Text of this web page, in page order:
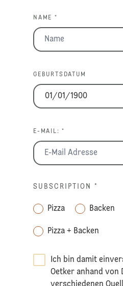
NAME *
GEBURTSDATUM
E-MAIL: *
SUBSCRIPTION *
Pizza Backen
Pizza + Backen
Ich bin damit
Oetker anhand von
verschiedenen